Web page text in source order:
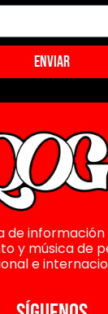
Enviar
de
y música de
e